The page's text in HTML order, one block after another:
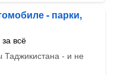
- парки,
за всё
- и не